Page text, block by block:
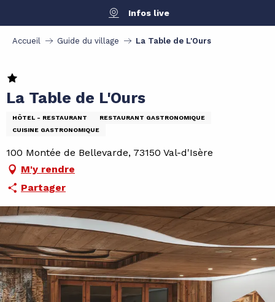
contenu
Infos live
Accueil Guide du village La Table de L'Ours
La Table de L'Ours
HÔTEL - RESTAURANT
RESTAURANT GASTRONOMIQUE
CUISINE GASTRONOMIQUE
100 Montée de Bellevarde, 73150 Val-d'Isère
M'y rendre
Partager